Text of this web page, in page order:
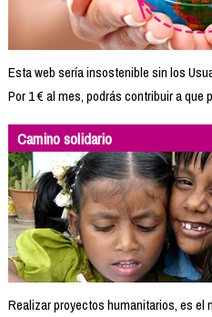
Esta web sería insostenible sin los
Por 1 € al mes, podrás contribuir a que
Camino solidario
Realizar proyectos humanitarios, es el